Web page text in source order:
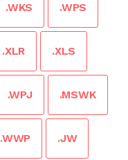
.WKS .WPS
.XLR .XLS
.WPJ .MSWK
.WWP .JW